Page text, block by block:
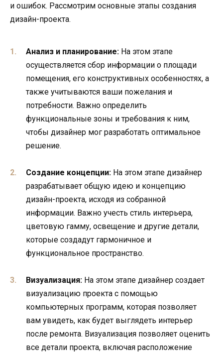
и ошибок. Рассмотрим основные этапы создания
дизайн-проекта.
Анализ и планирование: На этом этапе
осуществляется сбор информации о площади
помещения, его конструктивных особенностях, а
также учитываются ваши пожелания и
потребности. Важно определить
функциональные зоны и требования к ним,
чтобы дизайнер мог разработать оптимальное
решение.
Создание концепции: На этом этапе дизайнер
разрабатывает общую идею и концепцию
дизайн-проекта, исходя из собранной
информации. Важно учесть стиль интерьера,
цветовую гамму, освещение и другие детали,
которые создадут гармоничное и
функциональное пространство.
Визуализация: На этом этапе дизайнер создает
визуализацию проекта с помощью
компьютерных программ, которая позволяет
вам увидеть, как будет выглядеть интерьер
после ремонта. Визуализация позволяет оценить
все детали проекта, включая расположение